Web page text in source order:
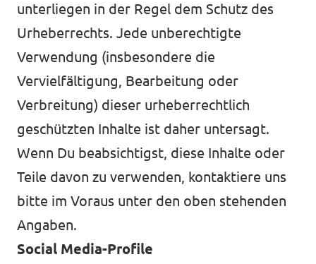
unterliegen in der Regel dem Schutz des
Urheberrechts. Jede unberechtigte
Verwendung (insbesondere die
Vervielfältigung, Bearbeitung oder
Verbreitung) dieser urheberrechtlich
geschützten Inhalte ist daher untersagt.
Wenn Du beabsichtigst, diese Inhalte oder
Teile davon zu verwenden, kontaktiere uns
bitte im Voraus unter den oben stehenden
Angaben.
Social Media-Profile